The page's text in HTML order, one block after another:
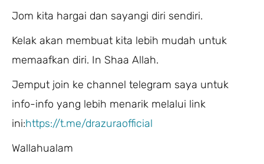
Jom kita hargai dan sayangi diri sendiri.
Kelak akan membuat kita lebih mudah untuk
memaafkan diri. In Shaa Allah.
Jemput join ke channel telegram saya untuk
info-info yang lebih menarik melalui link
ini:https://t.me/drazuraofficial
Wallahualam